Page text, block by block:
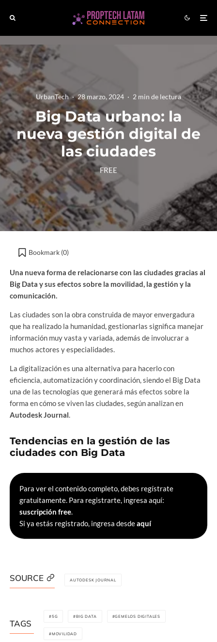
UrbanTech · 28 marzo, 2024 · 2 min de lectura
Big Data urbano: la
nueva gestión digital de
las ciudades
FREE
Bookmark (0)
Una nueva forma de relacionarse con las ciudades gracias al
Big Data y sus efectos sobre la movilidad, la gestión y la
comunicación.
Las ciudades son la obra construida de mayor envergadura
que ha realizado la humanidad, gestionarlas significa manejar
información muy vasta y variada, además de involucrar a
muchos actores y especialidades.
La digitalización es una alternativa para hacerlo con
eficiencia, automatización y coordinación, siendo el Big Data
una de las tecnologías que generará más efectos sobre la
forma en cómo se viven las ciudades, según analizan en
Autodesk Journal.
Tendencias en la gestión de las
ciudades con Big Data
Para ver el contenido completo, debes regístrate
gratuitamente. Para registrarte, ingresa aquí:
suscripción free.
Si ya estás registrado, ingresa desdeaquí
SOURCE AUTODESK JOURNAL
TAGS
5G BIG DATA GEMELOS DIGITALES
MOVILIDAD